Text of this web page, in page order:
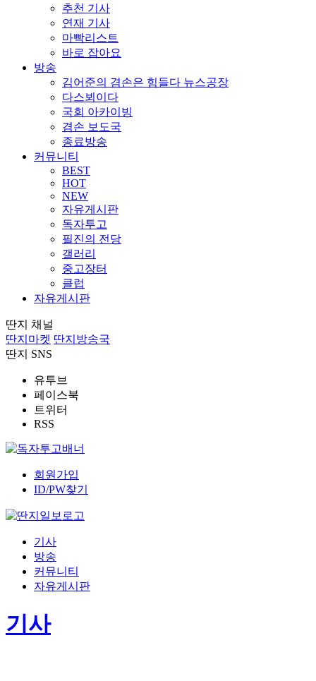
추천 기사
연재 기사
마빡리스트
바로 잡아요
방송
김어준의 겸손은 힘들다 뉴스공장
다스뵈이다
국회 아카이빙
겸손 보도국
종료방송
커뮤니티
BEST
HOT
NEW
자유게시판
독자투고
필진의 전당
갤러리
중고장터
클럽
자유게시판
딴지 채널
딴지마켓 딴지방송국
딴지 SNS
유투브
페이스북
트위터
RSS
회원가입
ID/PW찾기
기사
방송
커뮤니티
자유게시판
기사